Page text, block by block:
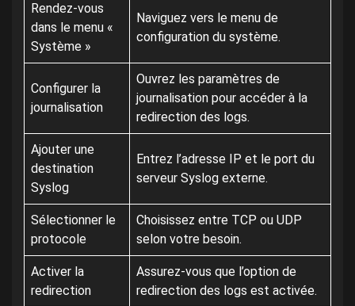
Rendez-vous
dans le menu «
Système »
Naviguez vers le menu de
configuration du système.
Configurer la
journalisation
Ouvrez les paramètres de
journalisation pour accéder à la
redirection des logs.
Ajouter une
destination
Syslog
Entrez l’adresse IP et le port du
serveur Syslog externe.
Sélectionner le
protocole
Choisissez entre TCP ou UDP
selon votre besoin.
Activer la
redirection
Assurez-vous que l’option de
redirection des logs est activée.